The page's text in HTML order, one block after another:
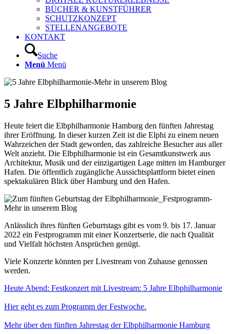
BÜCHER & KUNSTFÜHRER
SCHUTZKONZEPT
STELLENANGEBOTE
KONTAKT
Suche
Menü Menü
5 Jahre Elbphilharmonie
Heute feiert die Elbphilharmonie Hamburg den fünften Jahrestag
ihrer Eröffnung. In dieser kurzen Zeit ist die Elphi zu einem neuen
Wahrzeichen der Stadt geworden, das zahlreiche Besucher aus aller
Welt anzieht. Die Elbphilharmonie ist ein Gesamtkunstwerk aus
Architektur, Musik und der einzigartigen Lage mitten im Hamburger
Hafen. Die öffentlich zugängliche Aussichtsplattform bietet einen
spektakulären Blick über Hamburg und den Hafen.
Anlässlich ihres fünften Geburtstags gibt es vom 9. bis 17. Januar
2022 ein Festprogramm mit einer Konzertserie, die nach Qualität
und Vielfalt höchsten Ansprüchen genügt.
Viele Konzerte könnten per Livestream von Zuhause genossen
werden.
Heute Abend: Festkonzert mit Livestream: 5 Jahre Elbphilharmonie
Hier geht es zum Programm der Festwoche.
Mehr über den fünften Jahrestag der Elbphilharmonie Hamburg